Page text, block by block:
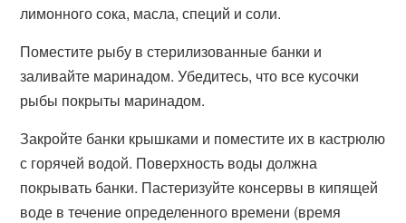
лимонного сока, масла, специй и соли.
Поместите рыбу в стерилизованные банки и
заливайте маринадом. Убедитесь, что все кусочки
рыбы покрыты маринадом.
Закройте банки крышками и поместите их в кастрюлю
с горячей водой. Поверхность воды должна
покрывать банки. Пастеризуйте консервы в кипящей
воде в течение определенного времени (время